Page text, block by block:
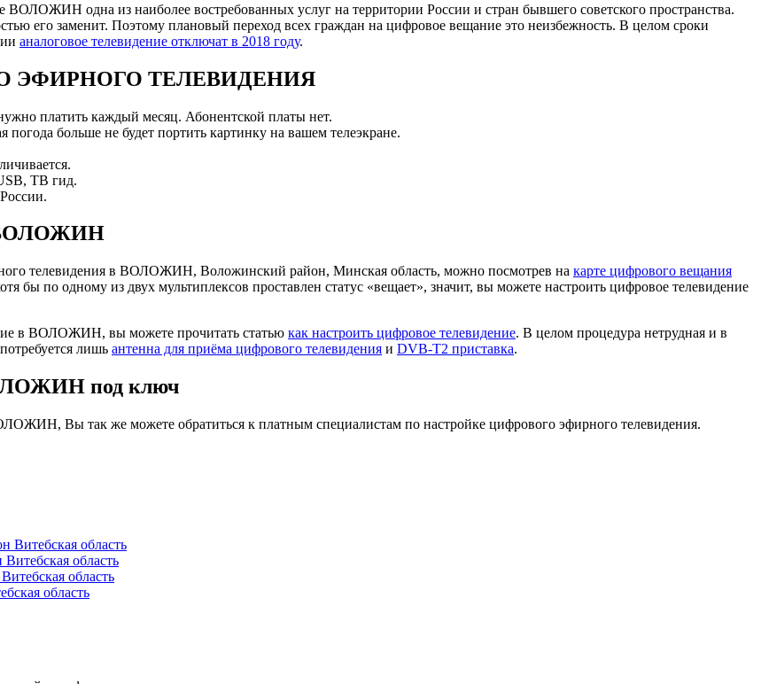
ВОЛОЖИН одна из наиболее востребованных услуг на территории России и стран бывшего советского пространства.
его заменит. Поэтому плановый переход всех граждан на цифровое вещание это неизбежность. В целом сроки
аналоговое телевидение отключат в 2018 году.
ТЕЛЕВИДЕНИЯ
платить каждый месяц. Абонентской платы нет.
погода больше не будет портить картинку на вашем телеэкране.
ТВ гид.
телевидения в ВОЛОЖИН, Воложинский район, Минская область, можно посмотрев на карте цифрового вещания
по одному из двух мультиплексов проставлен статус «вещает», значит, вы можете настроить цифровое телевидение
в ВОЛОЖИН, вы можете прочитать статью как настроить цифровое телевидение. В целом процедура нетрудная и в
лишь антенна для приёма цифрового телевидения и DVB-T2 приставка.
под ключ
Вы так же можете обратиться к платным специалистам по настройке цифрового эфирного телевидения.
область
область
область
область